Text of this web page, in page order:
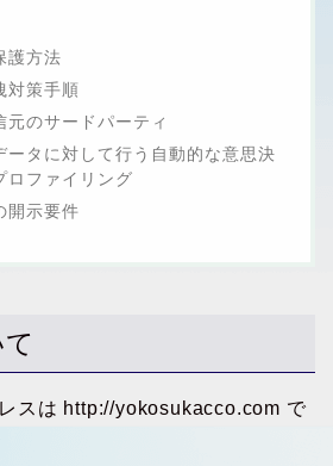
護方法
対策手順
元のサードパーティ
ータに対して行う自動的な意思決
ロファイリング
開示要件
スは http://yokosukacco.com で